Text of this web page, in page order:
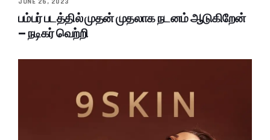
பம்பர் படத்தில் முதன் முதலாக நடனம் ஆடுகிறேன்
– நடிகர் வெற்றி